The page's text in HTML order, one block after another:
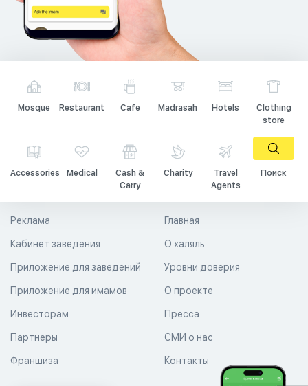
Mosque Restaurant Cafe Madrasah Hotels
Clothing
store
Accessories Medical
Cash &
Carry
Charity
Travel
Agents
Поиск
Главная
О халяль
Уровни доверия
Реклама
Кабинет заведения
Приложение для заведений
Приложение для имамов О проекте
Пресса
СМИ о нас
Контакты
Инвесторам
Партнеры
Франшиза